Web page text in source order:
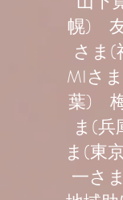
幌)
さま
MIさ
葉)
ま(
ま(東
一さ